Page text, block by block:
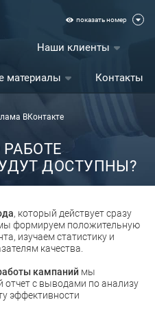
показать номер
Наши клиенты
материалы Контакты
ВКонтакте
ДОСТУПНЫ?
, который действует сразу
формируем положительную
изучаем статистику и
качества.
кампаний мы
с выводами по анализу
эффективности